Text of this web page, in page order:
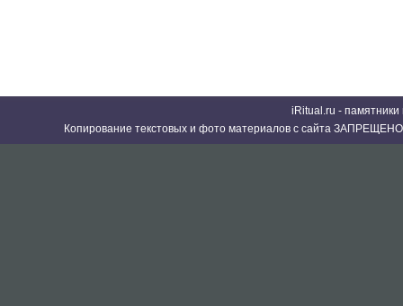
iRitual.ru -
Копирование текстовых и фото материалов с сайта